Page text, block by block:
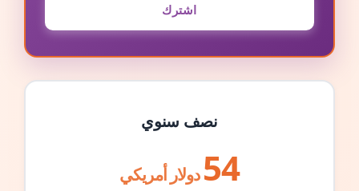
اشترك
نصف سنوي
54 دولار أمريكي